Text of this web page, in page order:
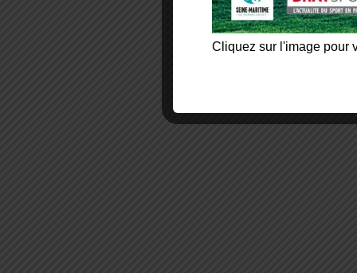
Cliquez sur l'image pour